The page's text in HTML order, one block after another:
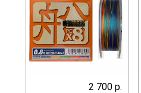
2 700 р.